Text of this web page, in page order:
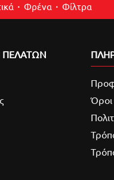
Φρένα Φίλτρα
ΠΕΛΑΤΩΝ